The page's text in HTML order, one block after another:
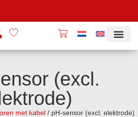
(excl.
met kabel / pH-sensor (excl. elektrode)